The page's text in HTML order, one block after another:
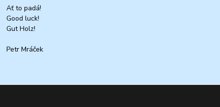
Ať to padá!
Good luck!
Gut Holz!
Petr Mráček